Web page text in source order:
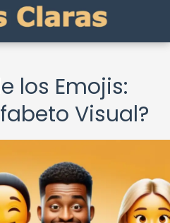
los Emojis:
Visual?